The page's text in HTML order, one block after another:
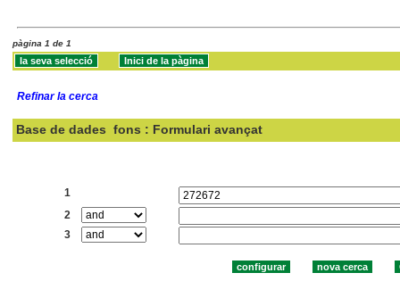
pàgina 1 de 1
Refinar la cerca
Base de dades fons : Formulari avançat
1
2
3